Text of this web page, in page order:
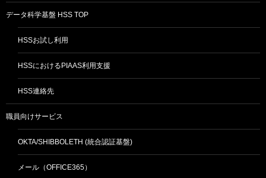
データ科学基盤 HSS TOP
HSSお試し利用
HSSにおけるPIAAS利用支援
HSS連絡先
職員向けサービス
OKTA/SHIBBOLETH (統合認証基盤)
メール（OFFICE365）